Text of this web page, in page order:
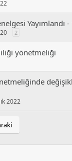
Yayımlandı
2
yönetmeliği
2022